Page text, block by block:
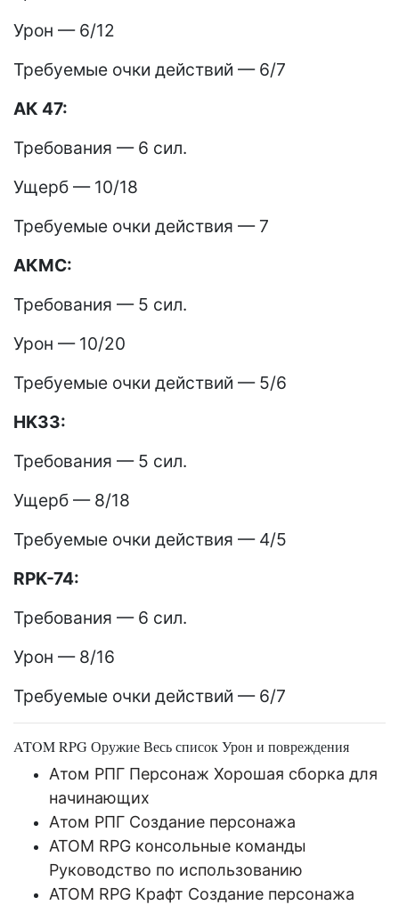
Урон — 6/12
Требуемые очки действий — 6/7
АК 47:
Требования — 6 сил.
Ущерб — 10/18
Требуемые очки действия — 7
АКМС:
Требования — 5 сил.
Урон — 10/20
Требуемые очки действий — 5/6
HK33:
Требования — 5 сил.
Ущерб — 8/18
Требуемые очки действия — 4/5
RPK-74:
Требования — 6 сил.
Урон — 8/16
Требуемые очки действий — 6/7
ATOM RPG Оружие Весь список Урон и повреждения
Атом РПГ Персонаж Хорошая сборка для
начинающих
Атом РПГ Создание персонажа
ATOM RPG консольные команды
Руководство по использованию
ATOM RPG Крафт Создание персонажа